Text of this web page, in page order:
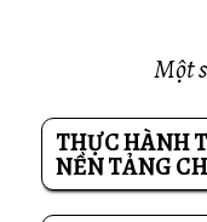
Một
THỰC HÀNH
NỀN TẢNG